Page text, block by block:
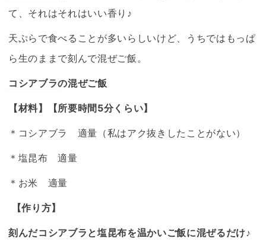
て、それはそれはいい香り♪
天ぷらで食べることが多いらしいけど、うちではもっぱ
ら生のままで刻んで混ぜご飯。
コシアブラの混ぜご飯
【材料】【所要時間5分くらい】
＊ コシアブラ 適量（私はアク抜きしたことがない）
＊塩昆布 適量
＊お米 適量
【作り方】
刻んだコシアブラ と塩昆布を温かいご飯に混ぜるだけ♪